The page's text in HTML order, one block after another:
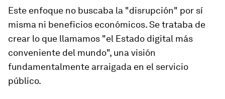
Este enfoque no buscaba la "disrupción" por sí
misma ni beneficios económicos. Se trataba de
crear lo que llamamos "el Estado digital más
conveniente del mundo", una visión
fundamentalmente arraigada en el servicio
público.